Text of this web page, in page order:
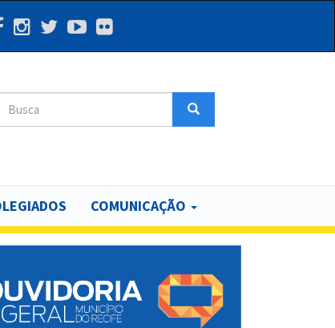
Search
COMUNICAÇÃO